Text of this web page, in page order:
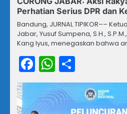
Perhatian Serius DPR dan
Bandung, JURNAL TIPIKOR––
Jabar, Yusuf Sumpena, S.H.,
Kang Iyus, menegaskan bahwa
Facebook
WhatsApp